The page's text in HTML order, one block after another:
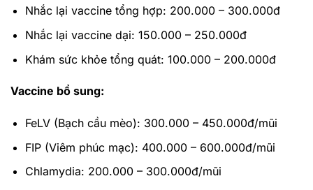
Nhắc lại vaccine tổng hợp: 200.000 – 300.000đ
Nhắc lại vaccine dại: 150.000 – 250.000đ
Khám sức khỏe tổng quát: 100.000 – 200.000đ
Vaccine bổ sung:
FeLV (Bạch cầu mèo): 300.000 – 450.000đ/mũi
FIP (Viêm phúc mạc): 400.000 – 600.000đ/mũi
Chlamydia: 200.000 – 300.000đ/mũi